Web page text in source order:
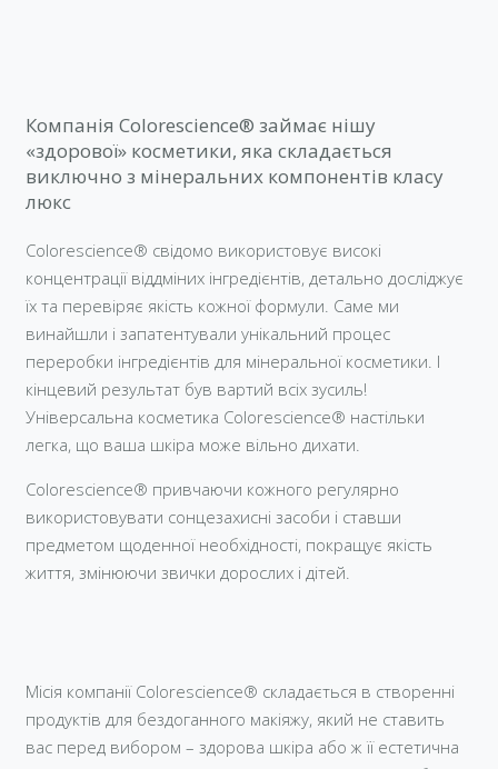
Компанія Colorescience® займає нішу
«здорової» косметики, яка складається
виключно з мінеральних компонентів класу
люкс
Colorescience® свідомо використовує високі
концентрації віддміних інгредієнтів, детально досліджує
їх та перевіряє якість кожної формули. Саме ми
винайшли і запатентували унікальний процес
переробки інгредієнтів для мінеральної косметики. І
кінцевий результат був вартий всіх зусиль!
Універсальна косметика Colorescience® настільки
легка, що ваша шкіра може вільно дихати.
Colorescience® привчаючи кожного регулярно
використовувати сонцезахисні засоби і ставши
предметом щоденної необхідності, покращує якість
життя, змінюючи звички дорослих і дітей.
Місія компанії Colorescience® складається в створенні
продуктів для бездоганного макіяжу, який не ставить
вас перед вибором – здорова шкіра або ж її естетична